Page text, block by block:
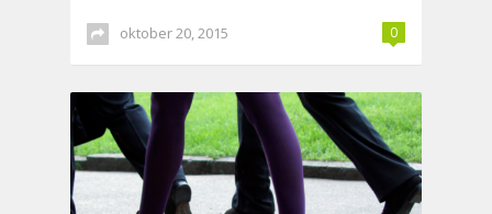
oktober 20, 2015 0